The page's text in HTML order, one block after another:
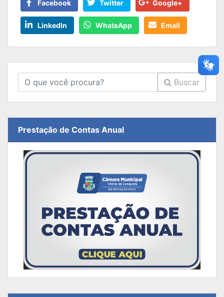
Facebook Twitter Google+
LinkedIn WhatsApp Email
Buscar
Prestação de Contas Anual